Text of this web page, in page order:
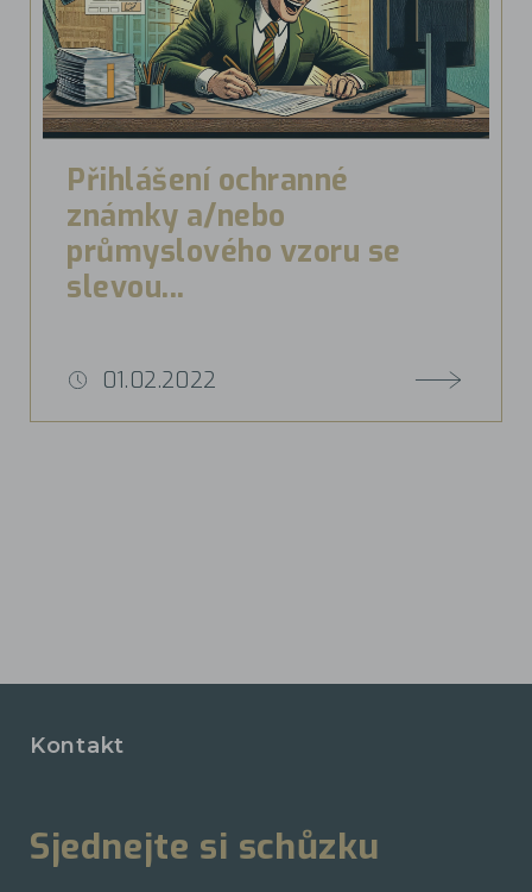
Přihlášení ochranné
známky a/nebo
průmyslového vzoru se
slevou...
01.02.2022
Kontakt
Sjednejte si schůzku